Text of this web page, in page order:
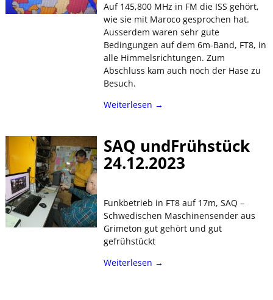
Auf 145,800 MHz in FM die ISS gehört,
wie sie mit Maroco gesprochen hat.
Ausserdem waren sehr gute
Bedingungen auf dem 6m-Band, FT8, in
alle Himmelsrichtungen. Zum
Abschluss kam auch noch der Hase zu
Besuch.
Weiterlesen →
SAQ undFrühstück
24.12.2023
Funkbetrieb in FT8 auf 17m, SAQ –
Schwedischen Maschinensender aus
Grimeton gut gehört und gut
gefrühstückt
Weiterlesen →